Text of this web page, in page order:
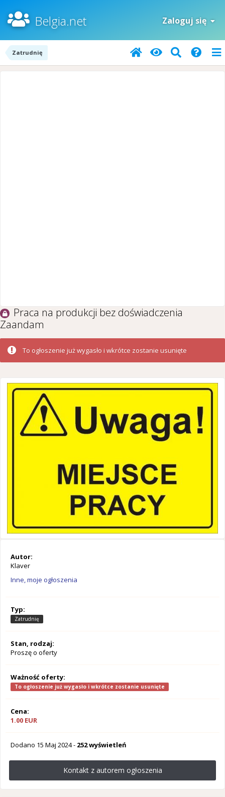
Belgia.net Zaloguj się
Zatrudnię
Praca na produkcji bez doświadczenia
Zaandam
To ogłoszenie już wygasło i wkrótce zostanie usunięte
Autor:
Klaver
Inne, moje ogłoszenia
Typ:
Zatrudnię
Stan, rodzaj:
Proszę o oferty
Ważność oferty:
To ogłoszenie już wygasło i wkrótce zostanie usunięte
Cena:
1.00 EUR
Dodano 15 Maj 2024- 252 wyświetleń
Kontakt z autorem ogłoszenia